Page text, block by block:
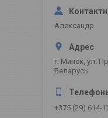
Александр
г. Минск, ул.
Беларусь
+375 (29) 614-